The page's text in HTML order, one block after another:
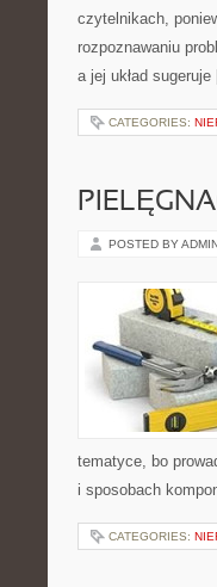
czytelnikach,
rozpoznawaniu
a jej układ
CATEGORIES:
POSTED BY
tematyce, bo
i sposobach
CATEGORIES: